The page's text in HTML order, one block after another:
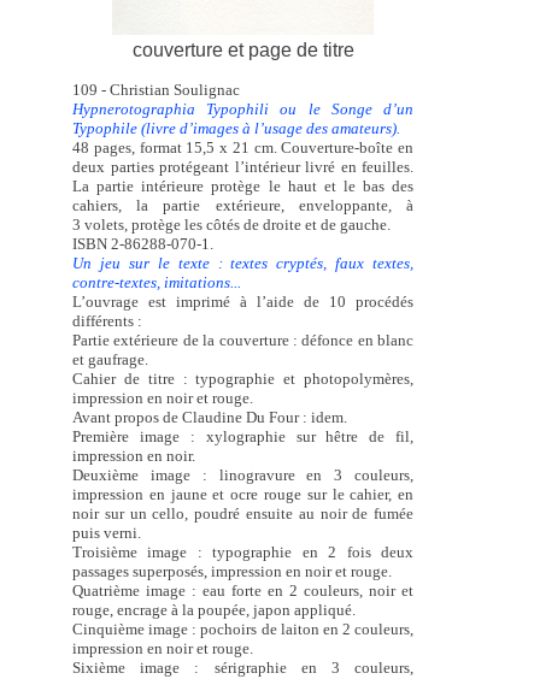
couverture et page de titre
109 - Christian Soulignac
Hypnerotographia Typophili ou le Songe d’un
Typophile (livre d’images à l’usage des amateurs).
48 pages, format 15,5 x 21 cm. Couverture-boîte en
deux parties protégeant l’intérieur livré en feuilles.
La partie intérieure protège le haut et le bas des
cahiers, la partie extérieure, enveloppante, à
3 volets, protège les côtés de droite et de gauche.
ISBN 2-86288-070-1.
Un jeu sur le texte : textes cryptés, faux textes,
contre-textes, imitations...
L’ouvrage est imprimé à l’aide de 10 procédés
différents :
Partie extérieure de la couverture : défonce en blanc
et gaufrage.
Cahier de titre : typographie et photopolymères,
impression en noir et rouge.
Avant propos de Claudine Du Four : idem.
Première image : xylographie sur hêtre de fil,
impression en noir.
Deuxième image : linogravure en 3 couleurs,
impression en jaune et ocre rouge sur le cahier, en
noir sur un cello, poudré ensuite au noir de fumée
puis verni.
Troisième image : typographie en 2 fois deux
passages superposés, impression en noir et rouge.
Quatrième image : eau forte en 2 couleurs, noir et
rouge, encrage à la poupée, japon appliqué.
Cinquième image : pochoirs de laiton en 2 couleurs,
impression en noir et rouge.
Sixième image : sérigraphie en 3 couleurs,